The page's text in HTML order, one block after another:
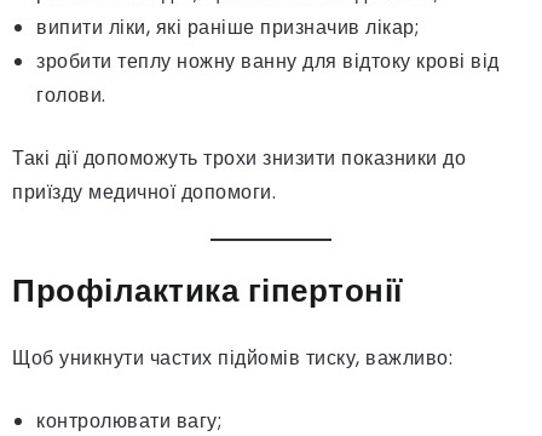
випити ліки, які раніше призначив лікар;
зробити теплу ножну ванну для відтоку крові від
голови.
Такі дії допоможуть трохи знизити показники до
приїзду медичної допомоги.
Профілактика гіпертонії
Щоб уникнути частих підйомів тиску, важливо:
контролювати вагу;